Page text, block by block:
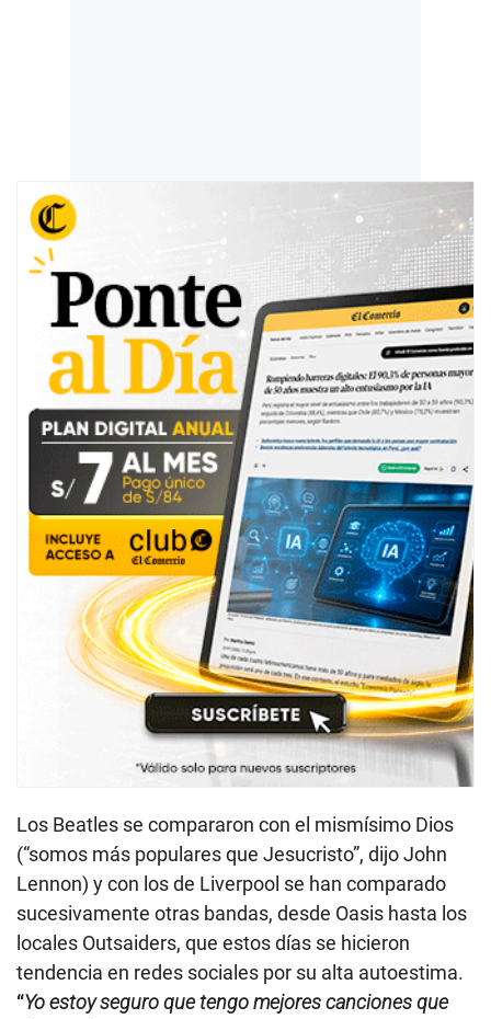
Los Beatles se compararon con el mismísimo Dios
(“somos más populares que Jesucristo”, dijo John
Lennon) y con los de Liverpool se han comparado
sucesivamente otras bandas, desde Oasis hasta los
locales Outsaiders, que estos días se hicieron
tendencia en redes sociales por su alta autoestima.
“Yo estoy seguro que tengo mejores canciones que